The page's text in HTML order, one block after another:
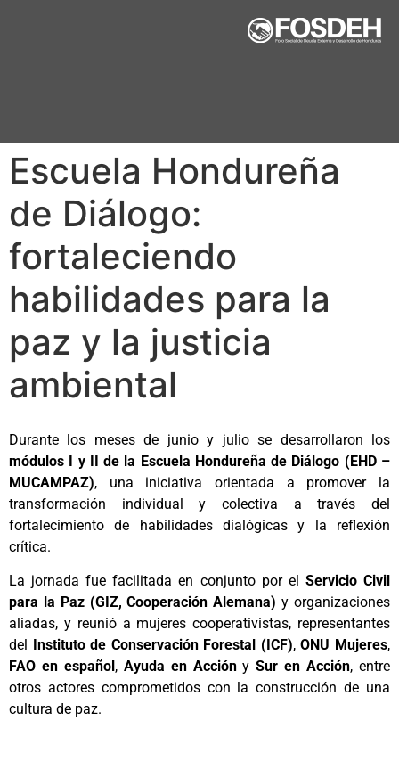
Escuela Hondureña
de Diálogo:
fortaleciendo
habilidades para la
paz y la justicia
ambiental
Durante los meses de junio y julio se desarrollaron los
módulos I y II de la Escuela Hondureña de Diálogo (EHD –
MUCAMPAZ), una iniciativa orientada a promover la
transformación individual y colectiva a través del
fortalecimiento de habilidades dialógicas y la reflexión
crítica.
La jornada fue facilitada en conjunto por el Servicio Civil
para la Paz (GIZ, Cooperación Alemana) y organizaciones
aliadas, y reunió a mujeres cooperativistas, representantes
del
Instituto de Conservación Forestal (ICF),ONU Mujeres,
FAO en español , Ayuda en AcciónySur en Acción, entre
otros actores comprometidos con la construcción de una
cultura de paz.